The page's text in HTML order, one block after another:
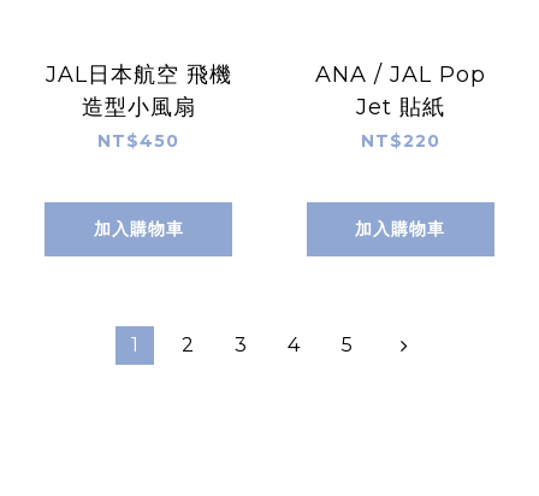
JAL日本航空 飛機
造型小風扇
NT$450
加入購物車
ANA / JAL Pop
Jet 貼紙
NT$220
加入購物車
1 2 3 4 5